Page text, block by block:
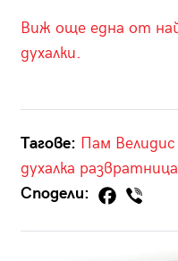
Виж още една от
духалки.
Тагове: Пам Велидис
духалка развратница
Сподели: